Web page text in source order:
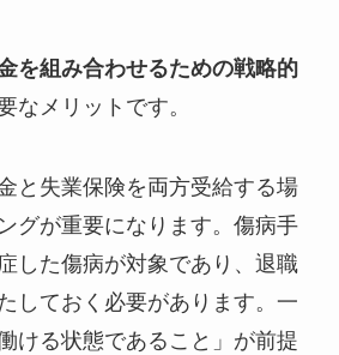
を組み合わせるための戦略的
なメリットです。
と失業保険を両方受給する場
グが重要になります。傷病手
した傷病が対象であり、退職
しておく必要があります。一
ける状態であること」が前提